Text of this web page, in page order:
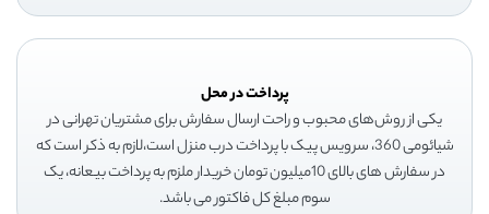
پرداخت در محل
یکی از روش‌های محبوب و راحت ارسال سفارش برای مشتریان تهرانی در
شیائومی 360، سرویس پیک با پرداخت درب منزل است،لازم به ذکر است که
در سفارش های بالای 10میلیون تومان خریدار ملزم به پرداخت بیعانه، یک
سوم مبلغ کل فاکتور می باشد.